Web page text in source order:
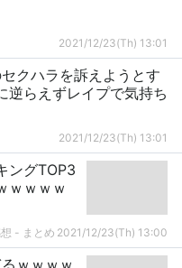
2021/12/23(Th) 13:01
クハラを訴えようとす
逆らえずレイプで気持ち
2021/12/23(Th) 13:01
ングTOP3
ｗｗｗｗ
- まとめ 2021/12/23(Th) 13:00
ｗｗｗｗ